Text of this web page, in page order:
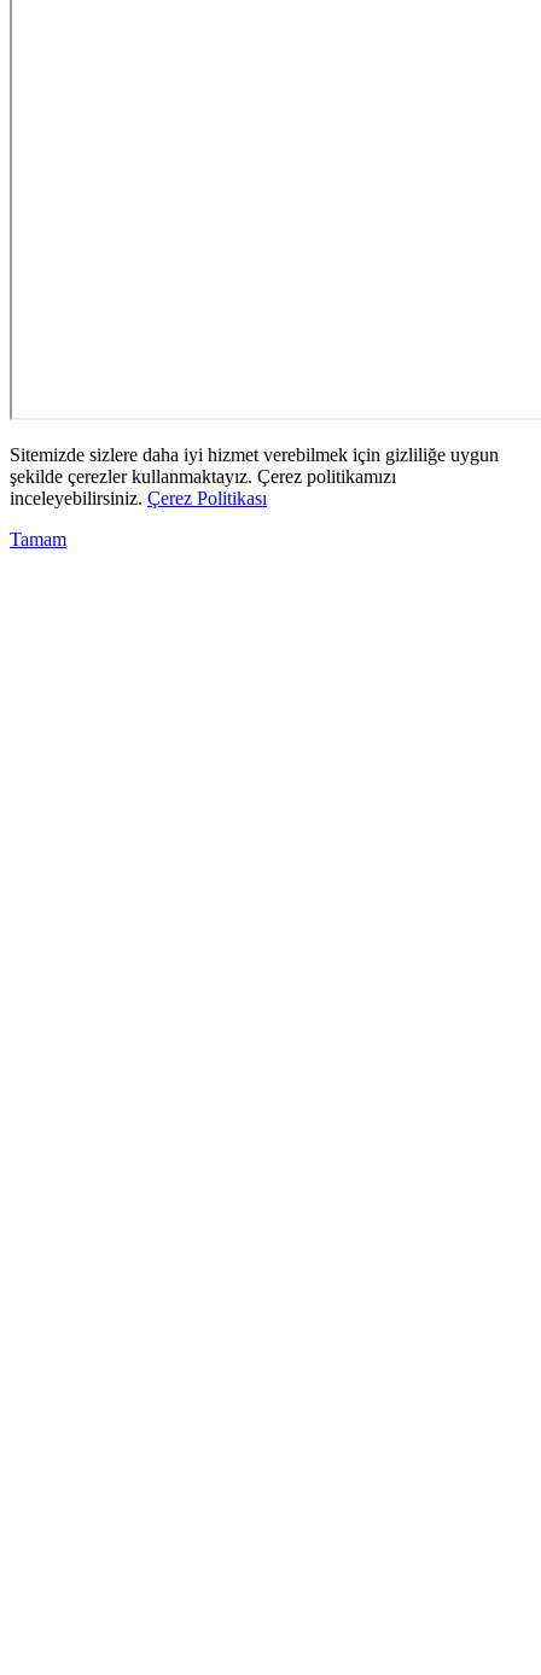
Sitemizde sizlere daha iyi hizmet verebilmek için gizliliğe uygun
şekilde çerezler kullanmaktayız. Çerez politikamızı
inceleyebilirsiniz. Çerez Politikası
Tamam